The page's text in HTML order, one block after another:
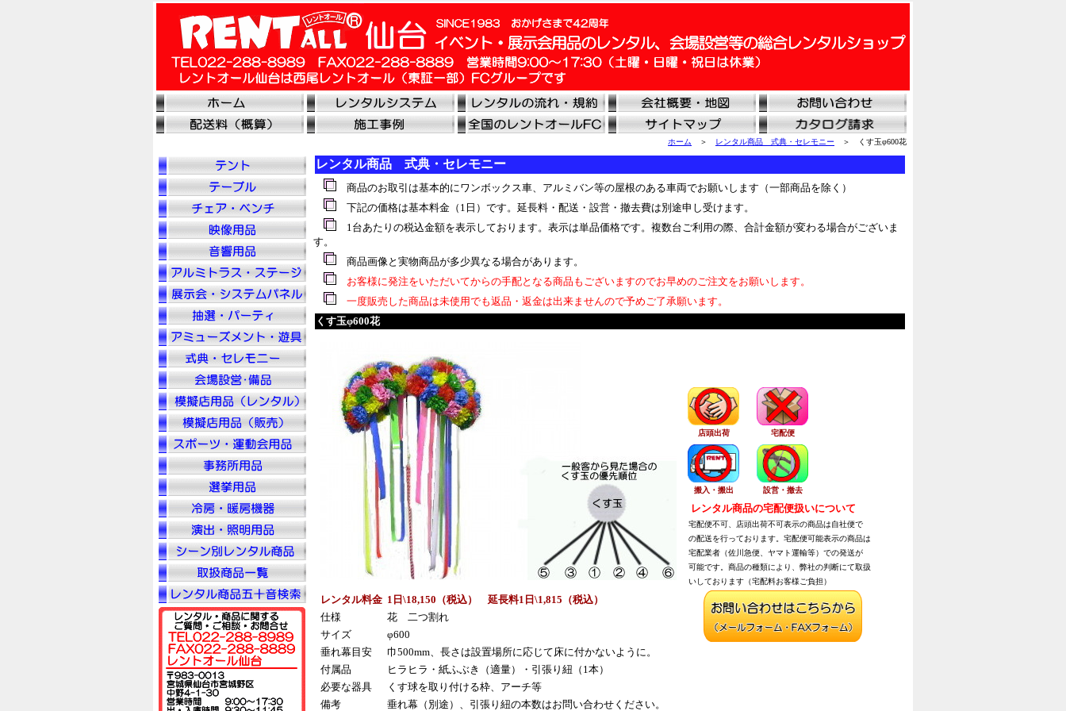
ホーム ＞ レンタル商品 式典・セレモニー ＞ くす玉φ600花
レンタル商品 式典・セレモニー
商品のお取引は基本的にワンボックス車、アルミバン等の屋根のある車両でお願いします（一部商品を除く）
下記の価格は基本料金（1日）です。延長料・配送・設営・撤去費は別途申し受けます。
1台あたりの税込金額を表示しております。表示は単品価格です。複数台ご利用の際、合計金額が変わる場合がございま
す。
商品画像と実物商品が多少異なる場合があります。
お客様に発注をいただいてからの手配となる商品もございますのでお早めのご注文をお願いします。
一度販売した商品は未使用でも返品・返金は出来ませんので予めご了承願います。
くす玉φ600花
店頭出荷 宅配便
搬入・搬出 設営・撤去
レンタル商品の宅配便扱いについて
宅配便不可、店頭出荷不可表示の商品は自社便で
の配送を行っております。宅配便可能表示の商品は
宅配業者（佐川急便、ヤマト運輸等）での発送が
可能です。商品の種類により、弊社の判断にて取扱
いしております（宅配料お客様ご負担）
レンタル料金 1日\18,150（税込） 延長料1日\1,815（税込）
仕様
花 二つ割れ
サイズ
φ600
垂れ幕目安
巾500mm、長さは設置場所に応じて床に付かないように。
付属品
ヒラヒラ・紙ふぶき（適量）・引張り紐（1本）
必要な器具
くす球を取り付ける枠、アーチ等
備考
垂れ幕（別途）、引張り紐の本数はお問い合わせください。